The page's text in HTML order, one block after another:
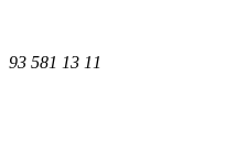
93 581 13 11